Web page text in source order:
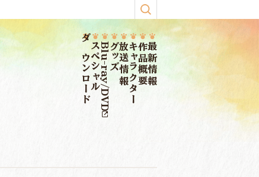
ダウンロードスペシャルBlu-ray/DVDグッズ放送情報キャラクター作品概要最新情報